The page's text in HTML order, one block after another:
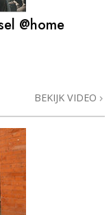
@home
BEKIJK VIDEO